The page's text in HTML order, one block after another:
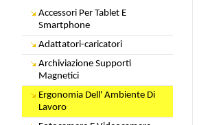
Accessori Per Tablet E
Smartphone
Adattatori-caricatori
Archiviazione Supporti
Magnetici
Ergonomia Dell' Ambiente Di
Lavoro